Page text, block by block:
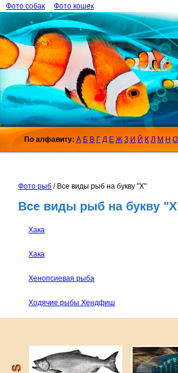
Фото собак Фото кошек
По алфавиту: А Б В Г Д Е Ж З И Й К Л М Н О
Фото рыб / Все виды рыб на букву "Х"
Все виды рыб на букву
Хака
Хака
Хенопсиевая рыба
Ходячие рыбы Хендфиш